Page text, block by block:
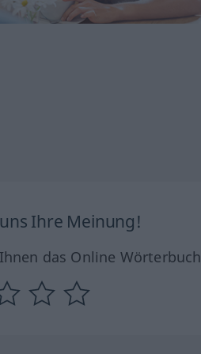
Ihre Meinung!
das Online